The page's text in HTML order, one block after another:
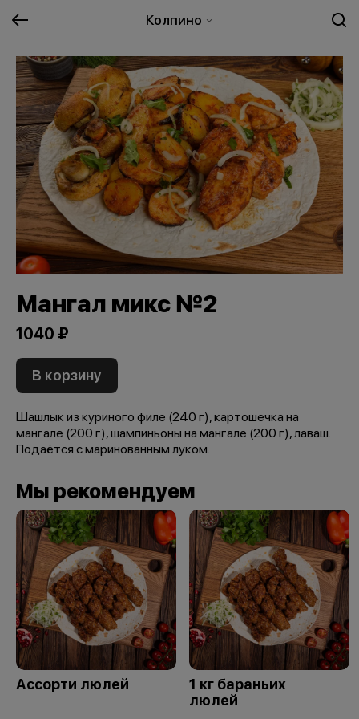
Колпино
Мангал микс №2
1040 ₽
В корзину
Шашлык из куриного филе (240 г), картошечка на
мангале (200 г), шампиньоны на мангале (200 г), лаваш.
Подаётся с маринованным луком.
Мы рекомендуем
Ассорти люлей
1 кг бараньих
люлей